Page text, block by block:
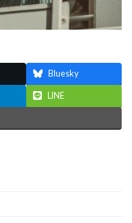
Bluesky
LINE